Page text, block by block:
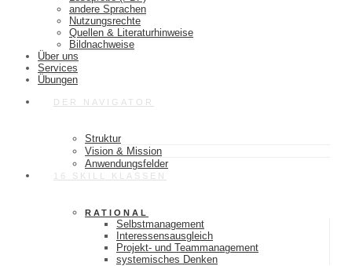
andere Sprachen
Nutzungsrechte
Quellen & Literaturhinweise
Bildnachweise
Über uns
Services
Übungen
DER NAVIGATOR
Struktur
Vision & Mission
Anwendungsfelder
16 SKILL KLASSEN
RATIONAL
Selbstmanagement
Interessensausgleich
Projekt- und Teammanagement
systemisches Denken